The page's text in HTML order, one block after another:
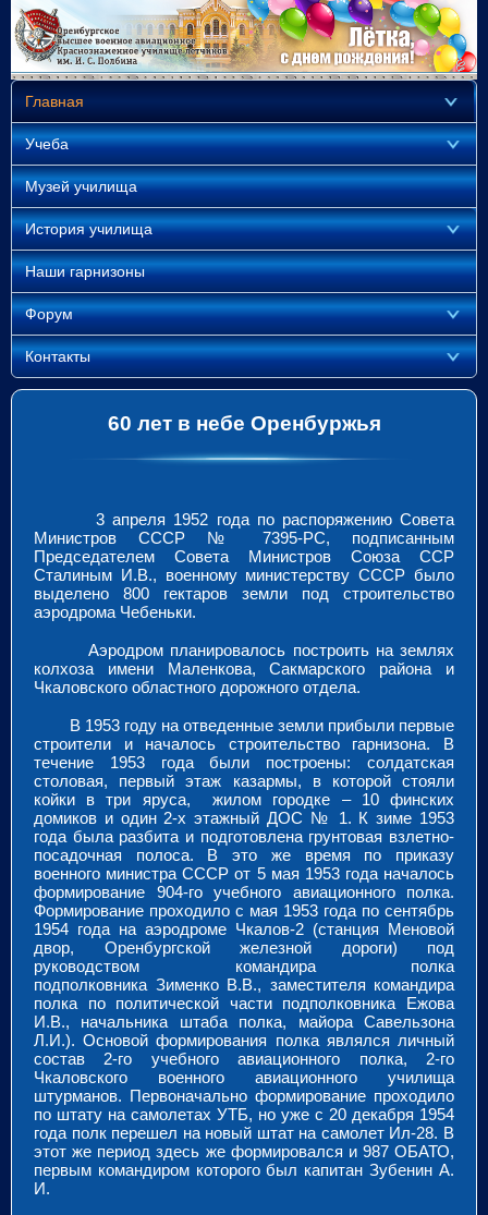
Главная
Учеба
Музей училища
История училища
Наши гарнизоны
Форум
Контакты
60 лет в небе Оренбуржья
3 апреля 1952 года по распоряжению Совета
Министров СССР № 7395-РС, подписанным
Председателем Совета Министров Союза ССР
Сталиным И.В., военному министерству СССР было
выделено 800 гектаров земли под строительство
аэродрома Чебеньки.
Аэродром планировалось построить на землях
колхоза имени Маленкова, Сакмарского района и
Чкаловского областного дорожного отдела.
В 1953 году на отведенные земли прибыли первые
строители и началось строительство гарнизона. В
течение 1953 года были построены: солдатская
столовая, первый этаж казармы, в которой стояли
койки в три яруса, жилом городке – 10 финских
домиков и один 2-х этажный ДОС № 1. К зиме 1953
года была разбита и подготовлена грунтовая взлетно-
посадочная полоса. В это же время по приказу
военного министра СССР от 5 мая 1953 года началось
формирование 904-го учебного авиационного полка.
Формирование проходило с мая 1953 года по сентябрь
1954 года на аэродроме Чкалов-2 (станция Меновой
двор, Оренбургской железной дороги) под
руководством командира полка
подполковника Зименко В.В., заместителя командира
полка по политической части подполковника Ежова
И.В., начальника штаба полка, майора Савельзона
Л.И.). Основой формирования полка являлся личный
состав 2-го учебного авиационного полка, 2-го
Чкаловского военного авиационного училища
штурманов. Первоначально формирование проходило
по штату на самолетах УТБ, но уже с 20 декабря 1954
года полк перешел на новый штат на самолет Ил-28. В
этот же период здесь же формировался и 987 ОБАТО,
первым командиром которого был капитан Зубенин А.
И.